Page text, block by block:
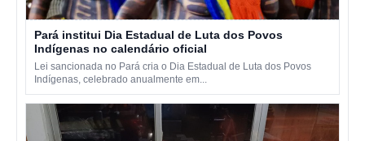
Pará institui Dia Estadual de Luta dos Povos
Indígenas no calendário oficial
Lei sancionada no Pará cria o Dia Estadual de Luta dos Povos
Indígenas, celebrado anualmente em...